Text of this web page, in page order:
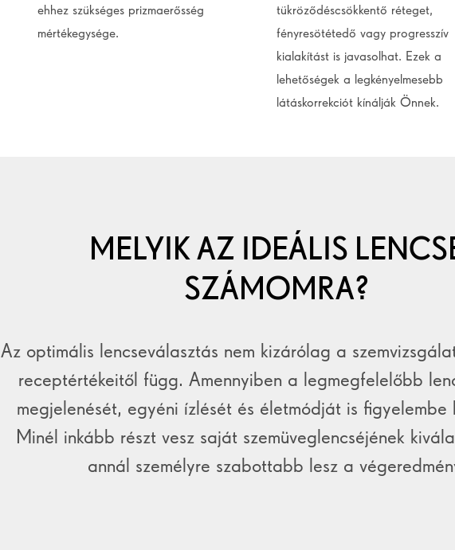
ehhez szükséges prizmaerősség
mértékegysége.
tükröződéscsökkentő réteget,
fényresötétedő vagy progresszív
kialakítást is javasolhat. Ezek a
lehetőségek a legkényelmesebb
látáskorrekciót kínálják Önnek.
MELYIK AZ IDEÁLIS
SZÁMOMRA?
Az optimális lencseválasztás nem kizárólag a
receptértékeitől függ. Amennyiben a legmegfelelőbb
megjelenését, egyéni ízlését és életmódját is figyelembe
Minél inkább részt vesz saját szemüveglencséjének
annál személyre szabottabb lesz a